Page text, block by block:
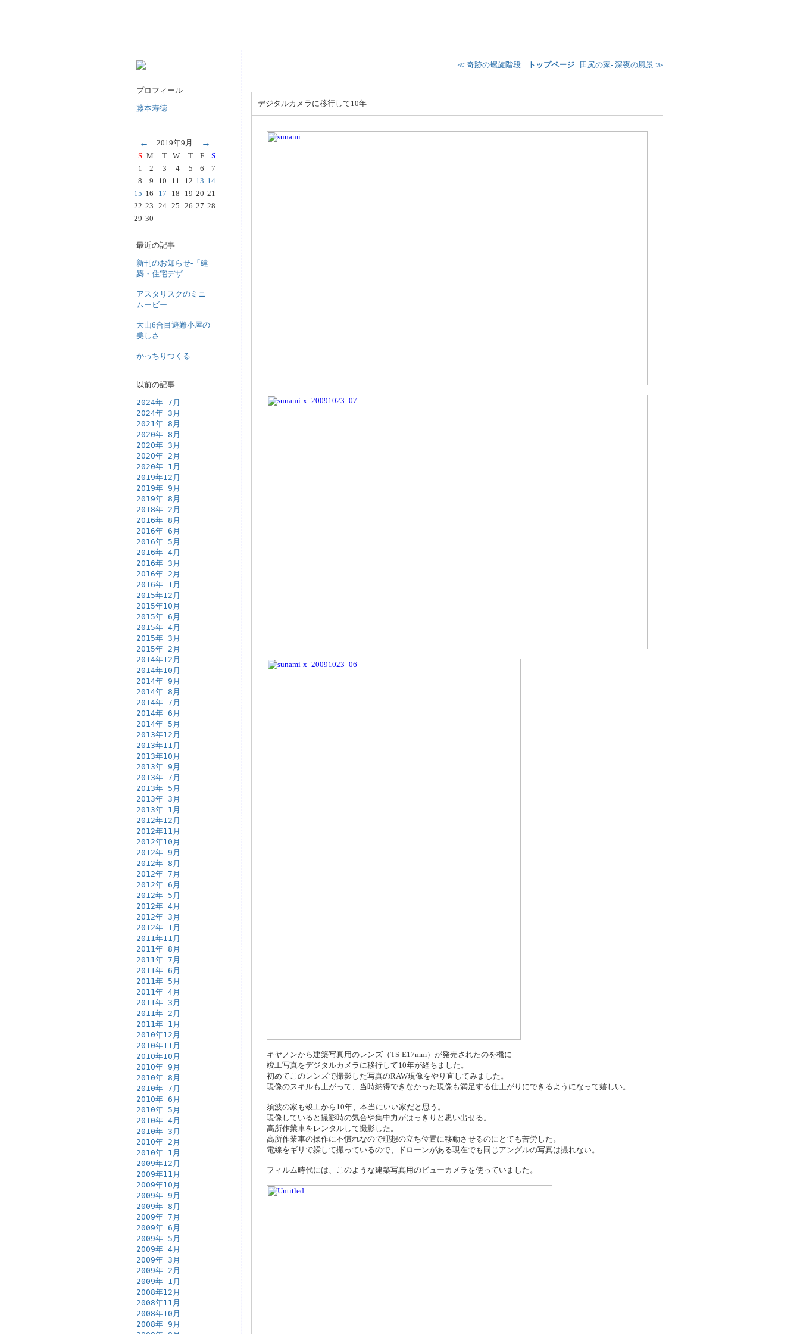
プロフィール
藤本寿徳
← 2019年9月 →
S M T W T F
S
1
2 3 4 5 6
7
8
9 10 11 12 13 14
15 16 17 18 19 20 21
22 23 24 25 26 27 28
29 30
最近の記事
新刊のお知らせ-「建
築・住宅デザ ..
アスタリスクのミニ
ムービー
大山6合目避難小屋の
美しさ
かっちりつくる
以前の記事
2024年 7月
2024年 3月
2021年 8月
2020年 8月
2020年 3月
2020年 2月
2020年 1月
2019年12月
2019年 9月
2019年 8月
2018年 2月
2016年 8月
2016年 6月
2016年 5月
2016年 4月
2016年 3月
2016年 2月
2016年 1月
2015年12月
2015年10月
2015年 6月
2015年 4月
2015年 3月
2015年 2月
2014年12月
2014年10月
2014年 9月
2014年 8月
2014年 7月
2014年 6月
2014年 5月
2013年12月
2013年11月
2013年10月
2013年 9月
2013年 7月
2013年 5月
2013年 3月
2013年 1月
2012年12月
2012年11月
2012年10月
2012年 9月
2012年 8月
2012年 7月
2012年 6月
2012年 5月
2012年 4月
2012年 3月
2012年 1月
2011年11月
2011年 8月
2011年 7月
2011年 6月
2011年 5月
2011年 4月
2011年 3月
2011年 2月
2011年 1月
2010年12月
2010年11月
2010年10月
2010年 9月
2010年 8月
2010年 7月
2010年 6月
2010年 5月
2010年 4月
2010年 3月
2010年 2月
2010年 1月
2009年12月
2009年11月
2009年10月
2009年 9月
2009年 8月
2009年 7月
2009年 6月
2009年 5月
2009年 4月
2009年 3月
2009年 2月
2009年 1月
2008年12月
2008年11月
2008年10月
2008年 9月
≪ 奇跡の螺旋階段 トップページ 田尻の家- 深夜の風景 ≫
デジタルカメラに移行して10年
キヤノンから建築写真用のレンズ（TS-E17mm）が発売されたのを機に
竣工写真をデジタルカメラに移行して10年が経ちました。
初めてこのレンズで撮影した写真のRAW現像をやり直してみました。
現像のスキルも上がって、当時納得できなかった現像も満足する仕上がりにできるようになって嬉しい。
須波の家も竣工から10年、本当にいい家だと思う。
現像していると撮影時の気合や集中力がはっきりと思い出せる。
高所作業車をレンタルして撮影した。
高所作業車の操作に不慣れなので理想の立ち位置に移動させるのにとても苦労した。
電線をギリで躱して撮っているので、ドローンがある現在でも同じアングルの写真は撮れない。
フィルム時代には、このような建築写真用のビューカメラを使っていました。